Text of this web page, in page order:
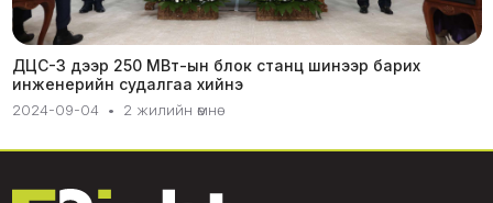
ДЦС-3 дээр 250 МВт-ын блок станц шинээр барих
инженерийн судалгаа хийнэ
2024-09-04 • 2 жилийн өмнө